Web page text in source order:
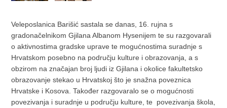
Veleposlanica Barišić sastala se danas, 16. rujna s
gradonačelnikom Gjilana Albanom Hysenijem te su razgovarali
o aktivnostima gradske uprave te mogućnostima suradnje s
Hrvatskom posebno na području kulture i obrazovanja, a s
obzirom na značajan broj ljudi iz Gjilana i okolice fakultetsko
obrazovanje stekao u Hrvatskoj što je snažna poveznica
Hrvatske i Kosova. Također razgovaralo se o mogućnosti
povezivanja i suradnje u području kulture, te povezivanja škola,